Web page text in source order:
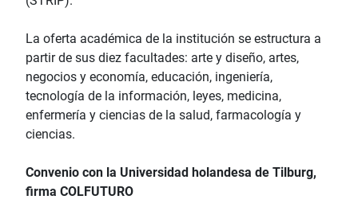
La oferta académica de la institución se estructura a
partir de sus diez facultades: arte y diseño, artes,
negocios y economía, educación, ingeniería,
tecnología de la información, leyes, medicina,
enfermería y ciencias de la salud, farmacología y
ciencias.
Convenio con la Universidad holandesa de Tilburg,
firma COLFUTURO